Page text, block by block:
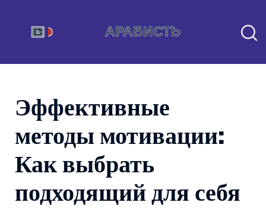
Эффективные
методы мотивации:
Как выбрать
подходящий для себя